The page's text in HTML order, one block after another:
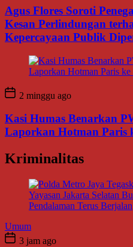
Agus Flores Soroti
Kesan Perlindungan
Kepercayaan Publik
2 minggu ago
Kasi Humas Benarkan
Laporkan Hotman Paris
Kriminalitas
Umum
3 jam ago